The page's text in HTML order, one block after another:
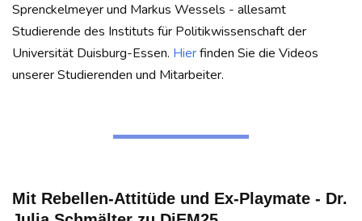
Sprenckelmeyer und Markus Wessels - allesamt
Studierende des Instituts für Politikwissenschaft der
Universität Duisburg-Essen. Hierfinden Sie die Videos
unserer Studierenden und Mitarbeiter.
Mit Rebellen-Attitüde und Ex-Playmate - Dr.